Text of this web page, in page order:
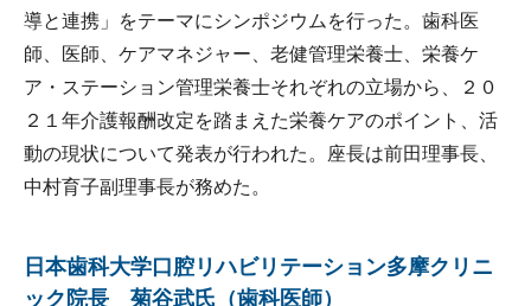
導と連携」をテーマにシンポジウムを行った。歯科医
師、医師、ケアマネジャー、老健管理栄養士、栄養ケ
ア・ステーション管理栄養士それぞれの立場から、２０
２１年介護報酬改定を踏まえた栄養ケアのポイント、活
動の現状について発表が行われた。座長は前田理事長、
中村育子副理事長が務めた。
日本歯科大学口腔リハビリテーション多摩クリニ
ック院長 菊谷武氏（歯科医師）